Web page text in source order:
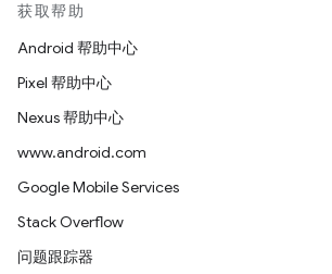
获取帮助
Android 帮助中心
Pixel 帮助中心
Nexus 帮助中心
www.android.com
Google Mobile Services
Stack Overflow
问题跟踪器